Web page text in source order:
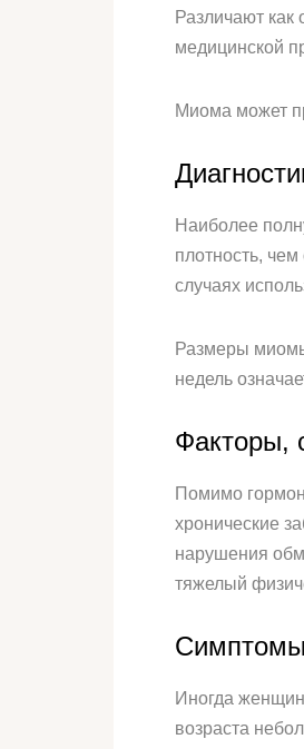
Различают
медицинской
Миома может
Наиболее
плотность,
случаях
Размеры
недель
Факторы,
Помимо
хронические
нарушения
тяжелый
Иногда
возраста